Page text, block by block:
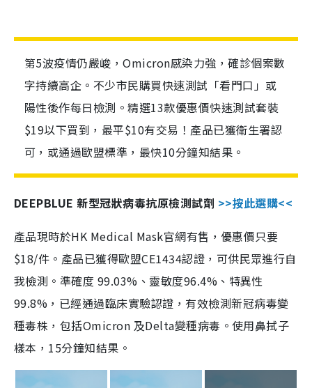
第5波疫情仍嚴峻，Omicron感染力強，確診個案數
字持續高企。不少市民購買快速測試「看門口」或
陽性後作每日檢測。精選13款優惠價快速測試套裝
$19以下買到，最平$10有交易！產品已獲衛生署認
可，或通過歐盟標準，最快10分鐘知結果。
DEEPBLUE 新型冠狀病毒抗原檢測試劑 >>按此選購<<
產品現時於HK Medical Mask官網有售，優惠價只要
$18/件。產品已獲得歐盟CE1434認證，可供民眾進行自
我檢測。準確度 99.03%、靈敏度96.4%、特異性
99.8%，已經通過臨床實驗認證，有效檢測新冠病毒變
種毒株，包括Omicron 及Delta變種病毒。使用鼻拭子
樣本，15分鐘知結果。